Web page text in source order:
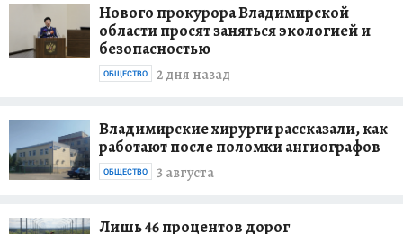
Нового прокурора Владимирской
области просят заняться экологией и
безопасностью
2 дня назад
ОБЩЕСТВО
Владимирские хирурги рассказали, как
работают после поломки ангиографов
3 августа
ОБЩЕСТВО
Лишь 46 процентов дорог